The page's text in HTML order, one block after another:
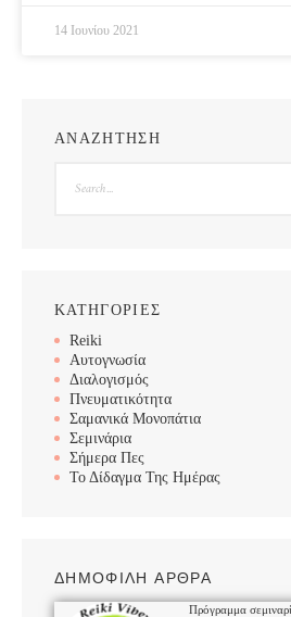
14 Ιουνίου 2021
ΑΝΑΖΗΤΗΣΗ
ΚΑΤΗΓΟΡΙΕΣ
Reiki
Αυτογνωσία
Διαλογισμός
Πνευματικότητα
Σαμανικά Μονοπάτια
Σεμινάρια
Σήμερα Πες
Το Δίδαγμα Της Ημέρας
ΔΗΜΟΦΙΛΗ ΑΡΘΡΑ
Πρόγραμμα